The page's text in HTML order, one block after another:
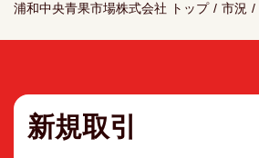
浦和中央青果市場株式会社 トップ / 市況 /
新規取引